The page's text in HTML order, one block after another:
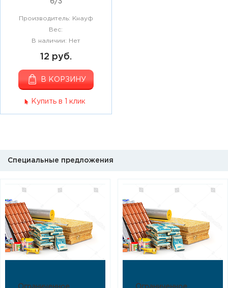
6/3
Производитель: Кнауф
Вес:
В наличии: Нет
12 руб.
В КОРЗИНУ
Купить в 1 клик
Специальные предложения